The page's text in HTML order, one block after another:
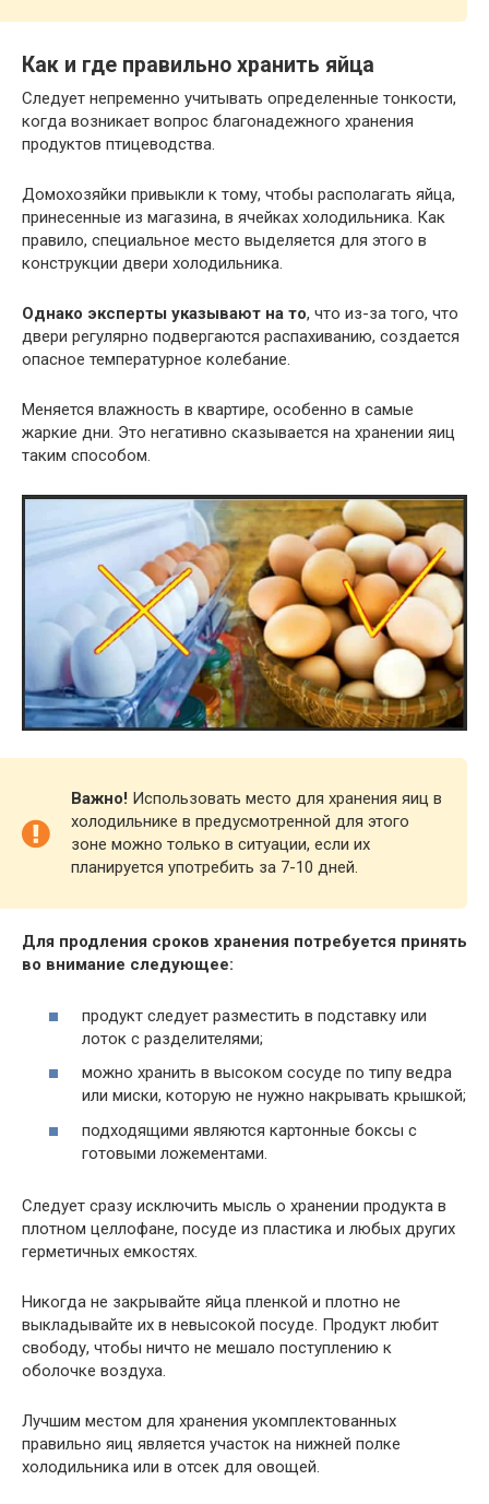
Как и где правильно хранить яйца
Следует непременно учитывать определенные тонкости,
когда возникает вопрос благонадежного хранения
продуктов птицеводства.
Домохозяйки привыкли к тому, чтобы располагать яйца,
принесенные из магазина, в ячейках холодильника. Как
правило, специальное место выделяется для этого в
конструкции двери холодильника.
Однако эксперты указывают на то, что из-за того, что
двери регулярно подвергаются распахиванию, создается
опасное температурное колебание.
Меняется влажность в квартире, особенно в самые
жаркие дни. Это негативно сказывается на хранении яиц
таким способом.
Важно! Использовать место для хранения яиц в
холодильнике в предусмотренной для этого
зоне можно только в ситуации, если их
планируется употребить за 7-10 дней.
Для продления сроков хранения потребуется принять
во внимание следующее:
продукт следует разместить в подставку или
лоток с разделителями;
можно хранить в высоком сосуде по типу ведра
или миски, которую не нужно накрывать крышкой;
подходящими являются картонные боксы с
готовыми ложементами.
Следует сразу исключить мысль о хранении продукта в
плотном целлофане, посуде из пластика и любых других
герметичных емкостях.
Никогда не закрывайте яйца пленкой и плотно не
выкладывайте их в невысокой посуде. Продукт любит
свободу, чтобы ничто не мешало поступлению к
оболочке воздуха.
Лучшим местом для хранения укомплектованных
правильно яиц является участок на нижней полке
холодильника или в отсек для овощей.